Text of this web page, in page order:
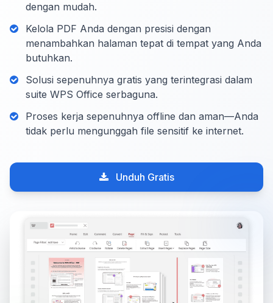
dengan mudah.
Kelola PDF Anda dengan presisi dengan
menambahkan halaman tepat di tempat yang Anda
butuhkan.
Solusi sepenuhnya gratis yang terintegrasi dalam
suite WPS Office serbaguna.
Proses kerja sepenuhnya offline dan aman—Anda
tidak perlu mengunggah file sensitif ke internet.
Unduh Gratis